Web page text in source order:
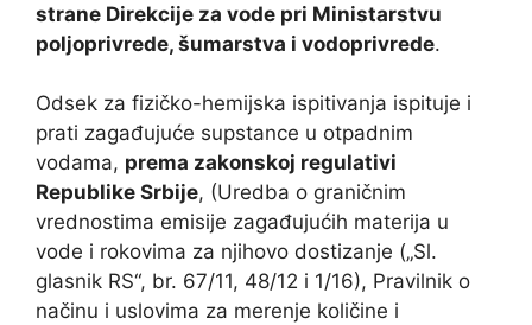
strane Direkcije za vode pri Ministarstvu
poljoprivrede, šumarstva i vodoprivrede.
Odsek za fizičko-hemijska ispitivanja ispituje i
prati zagađujuće supstance u otpadnim
vodama, prema zakonskoj regulativi
Republike Srbije, (Uredba o graničnim
vrednostima emisije zagađujućih materija u
vode i rokovima za njihovo dostizanje („Sl.
glasnik RS“, br. 67/11, 48/12 i 1/16), Pravilnik o
načinu i uslovima za merenje količine i